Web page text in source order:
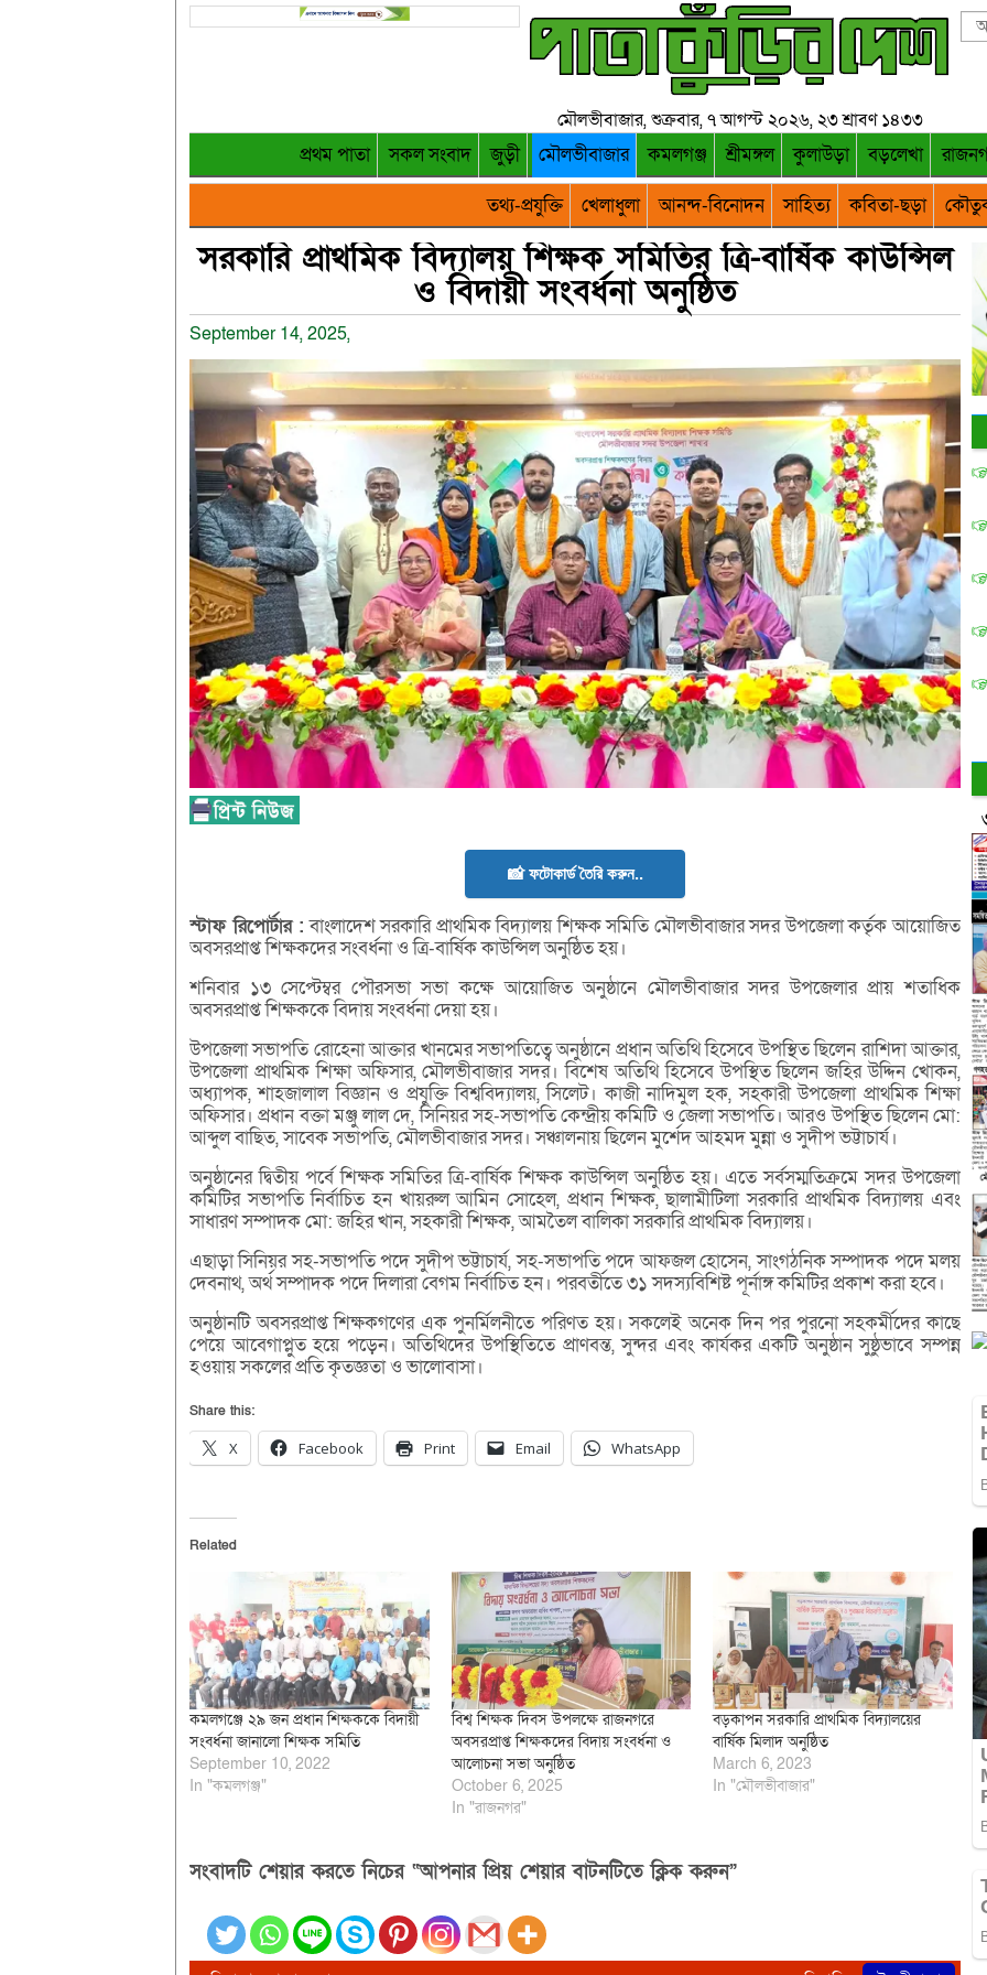
মৌলভীবাজার, শুক্রবার, ৭ আগস্ট ২০২৬, ২৩ শ্রাবণ ১৪৩৩
প্রথম পাতা সকল সংবাদ জুড়ী মৌলভীবাজার কমলগঞ্জ শ্রীমঙ্গল কুলাউড়া বড়লেখা
তথ্য-প্রযুক্তি
খেলাধুলা আনন্দ-বিনোদন সাহিত্য কবিতা-ছড়া
সরকারি প্রাথমিক বিদ্যালয় শিক্ষক সমিতির ত্রি-বার্ষিক কাউন্সিল
ও বিদায়ী সংবর্ধনা অনুষ্ঠিত
September 14, 2025,
📸 ফটোকার্ড তৈরি করুন..
স্টাফরিপোর্টার : বাংলাদেশ সরকারি প্রাথমিক বিদ্যালয় শিক্ষক সমিতি মৌলভীবাজার সদর উপজেলা কর্তৃক আয়োজিত
অবসরপ্রাপ্ত শিক্ষকদের সংবর্ধনা ও ত্রি-বার্ষিক কাউন্সিল অনুষ্ঠিত হয়।
শনিবার ১৩ সেপ্টেম্বর পৌরসভা সভা কক্ষে আয়োজিত অনুষ্ঠানে মৌলভীবাজার সদর উপজেলার প্রায় শতাধিক
অবসরপ্রাপ্ত শিক্ষককে বিদায় সংবর্ধনা দেয়া হয়।
উপজেলা সভাপতি রোহেনা আক্তার খানমের সভাপতিত্বে অনুষ্ঠানে প্রধান অতিথি হিসেবে উপস্থিত ছিলেন রাশিদা আক্তার,
উপজেলা প্রাথমিক শিক্ষা অফিসার, মৌলভীবাজার সদর। বিশেষ অতিথি হিসেবে উপস্থিত ছিলেন জহির উদ্দিন খোকন,
অধ্যাপক, শাহজালাল বিজ্ঞান ও প্রযুক্তি বিশ্ববিদ্যালয়, সিলেট। কাজী নাদিমুল হক, সহকারী উপজেলা প্রাথমিক শিক্ষা
অফিসার। প্রধান বক্তা মঞ্জু লাল দে, সিনিয়র সহ-সভাপতি কেন্দ্রীয় কমিটি ও জেলা সভাপতি। আরও উপস্থিত ছিলেন মো:
আব্দুল বাছিত, সাবেক সভাপতি, মৌলভীবাজার সদর। সঞ্চালনায় ছিলেন মুর্শেদ আহমদ মুন্না ও সুদীপ ভট্টাচার্য।
অনুষ্ঠানের দ্বিতীয় পর্বে শিক্ষক সমিতির ত্রি-বার্ষিক শিক্ষক কাউন্সিল অনুষ্ঠিত হয়। এতে সর্বসম্মতিক্রমে সদর উপজেলা
কমিটির সভাপতি নির্বাচিত হন খায়রুল আমিন সোহেল, প্রধান শিক্ষক, ছালামীটিলা সরকারি প্রাথমিক বিদ্যালয় এবং
সাধারণ সম্পাদক মো: জহির খান, সহকারী শিক্ষক, আমতৈল বালিকা সরকারি প্রাথমিক বিদ্যালয়।
এছাড়া সিনিয়র সহ-সভাপতি পদে সুদীপ ভট্টাচার্য, সহ-সভাপতি পদে আফজল হোসেন, সাংগঠনিক সম্পাদক পদে মলয়
দেবনাথ, অর্থ সম্পাদক পদে দিলারা বেগম নির্বাচিত হন। পরবর্তীতে ৩১ সদস্যবিশিষ্ট পূর্নাঙ্গ কমিটির প্রকাশ করা হবে।
অনুষ্ঠানটি অবসরপ্রাপ্ত শিক্ষকগণের এক পুনর্মিলনীতে পরিণত হয়। সকলেই অনেক দিন পর পুরনো সহকর্মীদের কাছে
পেয়ে আবেগাপ্লুত হয়ে পড়েন। অতিথিদের উপস্থিতিতে প্রাণবন্ত, সুন্দর এবং কার্যকর একটি অনুষ্ঠান সুষ্ঠুভাবে সম্পন্ন
হওয়ায় সকলের প্রতি কৃতজ্ঞতা ও ভালোবাসা।
Share this:
X Facebook Print Email WhatsApp
Related
কমলগঞ্জে ২৯ জন প্রধান শিক্ষককে বিদায়ী
সংবর্ধনা জানালো শিক্ষক সমিতি
September 10, 2022
In "কমলগঞ্জ"
বিশ্ব শিক্ষক দিবস উপলক্ষে রাজনগরে
অবসরপ্রাপ্ত শিক্ষকদের বিদায় সংবর্ধনা ও
আলোচনা সভা অনুষ্ঠিত
October 6, 2025
In "রাজনগর"
বড়কাপন সরকারি প্রাথমিক বিদ্যালয়ের
বার্ষিক মিলাদ অনুষ্ঠিত
March 6, 2023
In "মৌলভীবাজার"
সংবাদটি শেয়ার করতে নিচের “আপনার প্রিয় শেয়ার বাটনটিতে ক্লিক করুন”